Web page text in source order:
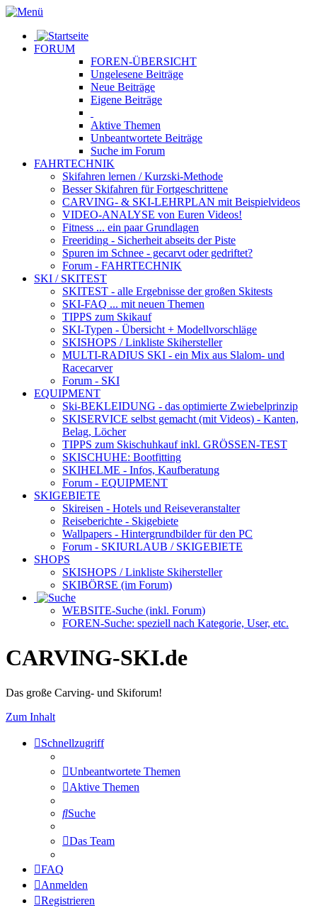
FORUM
FOREN-ÜBERSICHT
Ungelesene Beiträge
Neue Beiträge
Eigene Beiträge
Aktive Themen
Unbeantwortete Beiträge
Suche im Forum
FAHRTECHNIK
Skifahren lernen / Kurzski-Methode
Besser Skifahren für Fortgeschrittene
CARVING- & SKI-LEHRPLAN mit Beispielvideos
VIDEO-ANALYSE von Euren Videos!
Fitness ... ein paar Grundlagen
Freeriding - Sicherheit abseits der Piste
Spuren im Schnee - gecarvt oder gedriftet?
Forum - FAHRTECHNIK
SKI / SKITEST
SKITEST - alle Ergebnisse der großen Skitests
SKI-FAQ ... mit neuen Themen
TIPPS zum Skikauf
SKI-Typen - Übersicht + Modellvorschläge
SKISHOPS / Linkliste Skihersteller
MULTI-RADIUS SKI - ein Mix aus Slalom- und
Racecarver
Forum - SKI
EQUIPMENT
Ski-BEKLEIDUNG - das optimierte Zwiebelprinzip
SKISERVICE selbst gemacht (mit Videos) - Kanten,
Belag, Löcher
TIPPS zum Skischuhkaufinkl. GRÖSSEN-TEST
SKISCHUHE: Bootfitting
SKIHELME - Infos, Kaufberatung
Forum - EQUIPMENT
SKIGEBIETE
Skireisen - Hotels und Reiseveranstalter
Reiseberichte - Skigebiete
Wallpapers - Hintergrundbilder für den PC
Forum - SKIURLAUB / SKIGEBIETE
SHOPS
SKISHOPS / Linkliste Skihersteller
SKIBÖRSE (im Forum)
WEBSITE-Suche (inkl. Forum)
FOREN-Suche: speziell nach Kategorie, User, etc.
CARVING-SKI.de
Das große Carving- und Skiforum!
Zum Inhalt
Schnellzugriff
Unbeantwortete Themen
Aktive Themen
Suche
Das Team
FAQ
Anmelden
Registrieren